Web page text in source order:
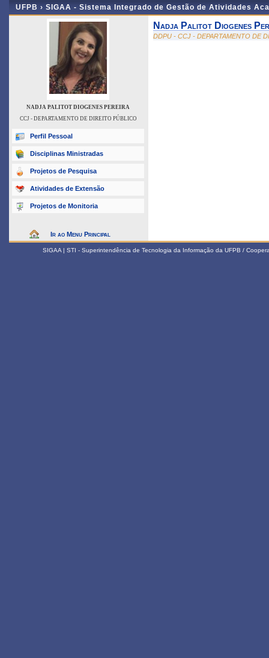
UFPB › SIGAA - Sistema Integrado de Gestão de Atividades
NADJA PALITOT DIOGENES PEREIRA
CCJ - DEPARTAMENTO DE DIREITO PÚBLICO
Perfil Pessoal
Disciplinas Ministradas
Projetos de Pesquisa
Atividades de Extensão
Projetos de Monitoria
Ir ao Menu Principal
Nadja Palitot Diogenes
DDPU - CCJ - DEPARTAMENTO DE
SIGAA | STI - Superintendência de Tecnologia da Informação da UFPB /